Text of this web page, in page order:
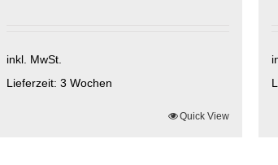
inkl. MwSt.
Lieferzeit: 3 Wochen
Quick View